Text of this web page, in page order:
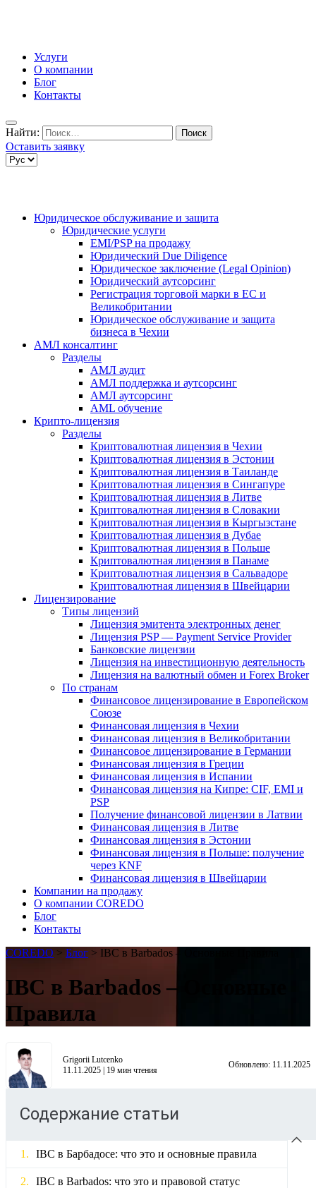
Услуги
О компании
Блог
Контакты
Найти:
Оставить заявку
Юридическое обслуживание и защита
Юридические услуги
EMI/PSP на продажу
Юридический Due Diligence
Юридическое заключение (Legal Opinion)
Юридический аутсорсинг
Регистрация торговой марки в ЕС и
Великобритании
Юридическое обслуживание и защита
бизнеса в Чехии
АМЛ консалтинг
Разделы
АМЛ аудит
АМЛ поддержка и аутсорсинг
АМЛ аутсорсинг
AML обучение
Крипто-лицензия
Разделы
Криптовалютная лицензия в Чехии
Криптовалютная лицензия в Эстонии
Криптовалютная лицензия в Таиланде
Криптовалютная лицензия в Сингапуре
Криптовалютная лицензия в Литве
Криптовалютная лицензия в Словакии
Криптовалютная лицензия в Кыргызстане
Криптовалютная лицензия в Дубае
Криптовалютная лицензия в Польше
Криптовалютная лицензия в Панаме
Криптовалютная лицензия в Сальвадоре
Криптовалютная лицензия в Швейцарии
Лицензирование
Типы лицензий
Лицензия эмитента электронных денег
Лицензия PSP — Payment Service Provider
Банковские лицензии
Лицензия на инвестиционную деятельность
Лицензия на валютный обмен и Forex Broker
По странам
Финансовое лицензирование в Европейском
Союзе
Финансовая лицензия в Чехии
Финансовая лицензия в Великобритании
Финансовое лицензирование в Германии
Финансовая лицензия в Греции
Финансовая лицензия в Испании
Финансовая лицензия на Кипре: CIF, EMI и
PSP
Получение финансовой лицензии в Латвии
Финансовая лицензия в Литве
Финансовая лицензия в Эстонии
Финансовая лицензия в Польше: получение
через KNF
Финансовая лицензия в Швейцарии
Компании на продажу
О компании COREDO
Блог
Контакты
COREDO > Блог > IBC в Barbados – Основные Правила
IBC в Barbados – Основные
Правила
Grigorii Lutcenko
11.11.2025 | 19 мин чтения
Обновлено: 11.11.2025
Содержание статьи
IBC в Барбадосе: что это и основные правила
IBC в Barbados: что это и правовой статус